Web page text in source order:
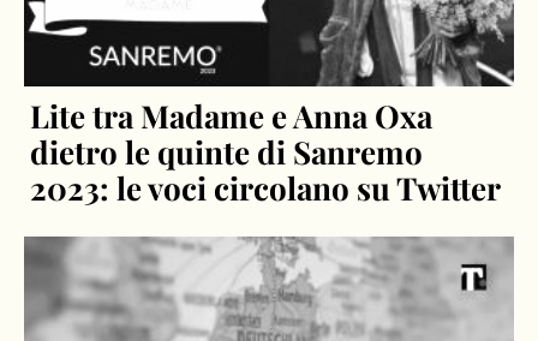
Lite tra Madame e Anna Oxa
dietro le quinte di Sanremo
2023: le voci circolano su Twitter